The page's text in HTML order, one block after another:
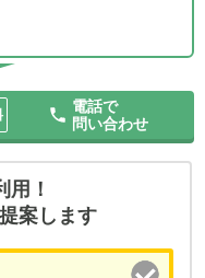
電話で
問い合わせ
用！
案します